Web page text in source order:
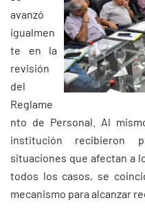
avanzó
igualmen
te en la
revisión
del
Reglame
nto de Personal. Al
institución recibieron
situaciones que afectan a
todos los casos, se
mecanismo para alcanzar